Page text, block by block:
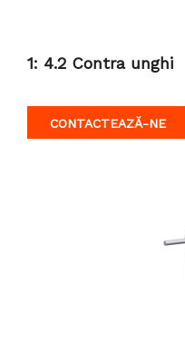
1: 4.2 Contra unghi
CONTACTEAZĂ-NE